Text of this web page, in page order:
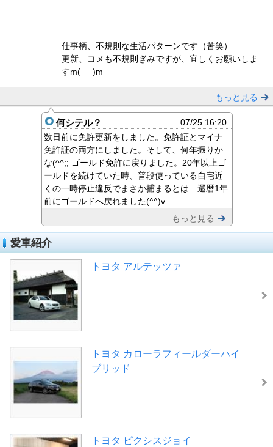
仕事柄、不規則な生活パターンです（苦笑）
更新、コメも不規則ぎみですが、宜しくお願いしま
すm(_ _)m
もっと見る
何シテル？
07/25 16:20
数日前に免許更新をしました。免許証とマイナ
免許証の両方にしました。そして、何年振りか
な(^^;; ゴールド免許に戻りました。20年以上ゴ
ールドを続けていた時、普段使っている自宅近
くの一時停止違反でまさか捕まるとは…還暦1年
前にゴールドへ戻れました(^^)v
もっと見る
愛車紹介
トヨタ アルテッツァ
トヨタ カローラフィールダーハイ
ブリッド
トヨタ ピクシスジョイ